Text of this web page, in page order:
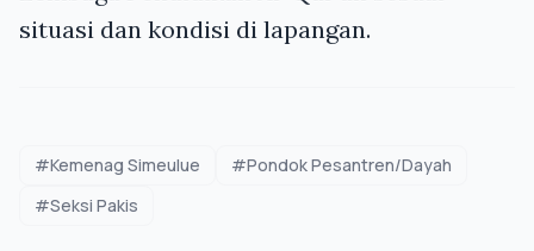
situasi dan kondisi di lapangan.
#Kemenag Simeulue
#Pondok Pesantren/Dayah
#Seksi Pakis